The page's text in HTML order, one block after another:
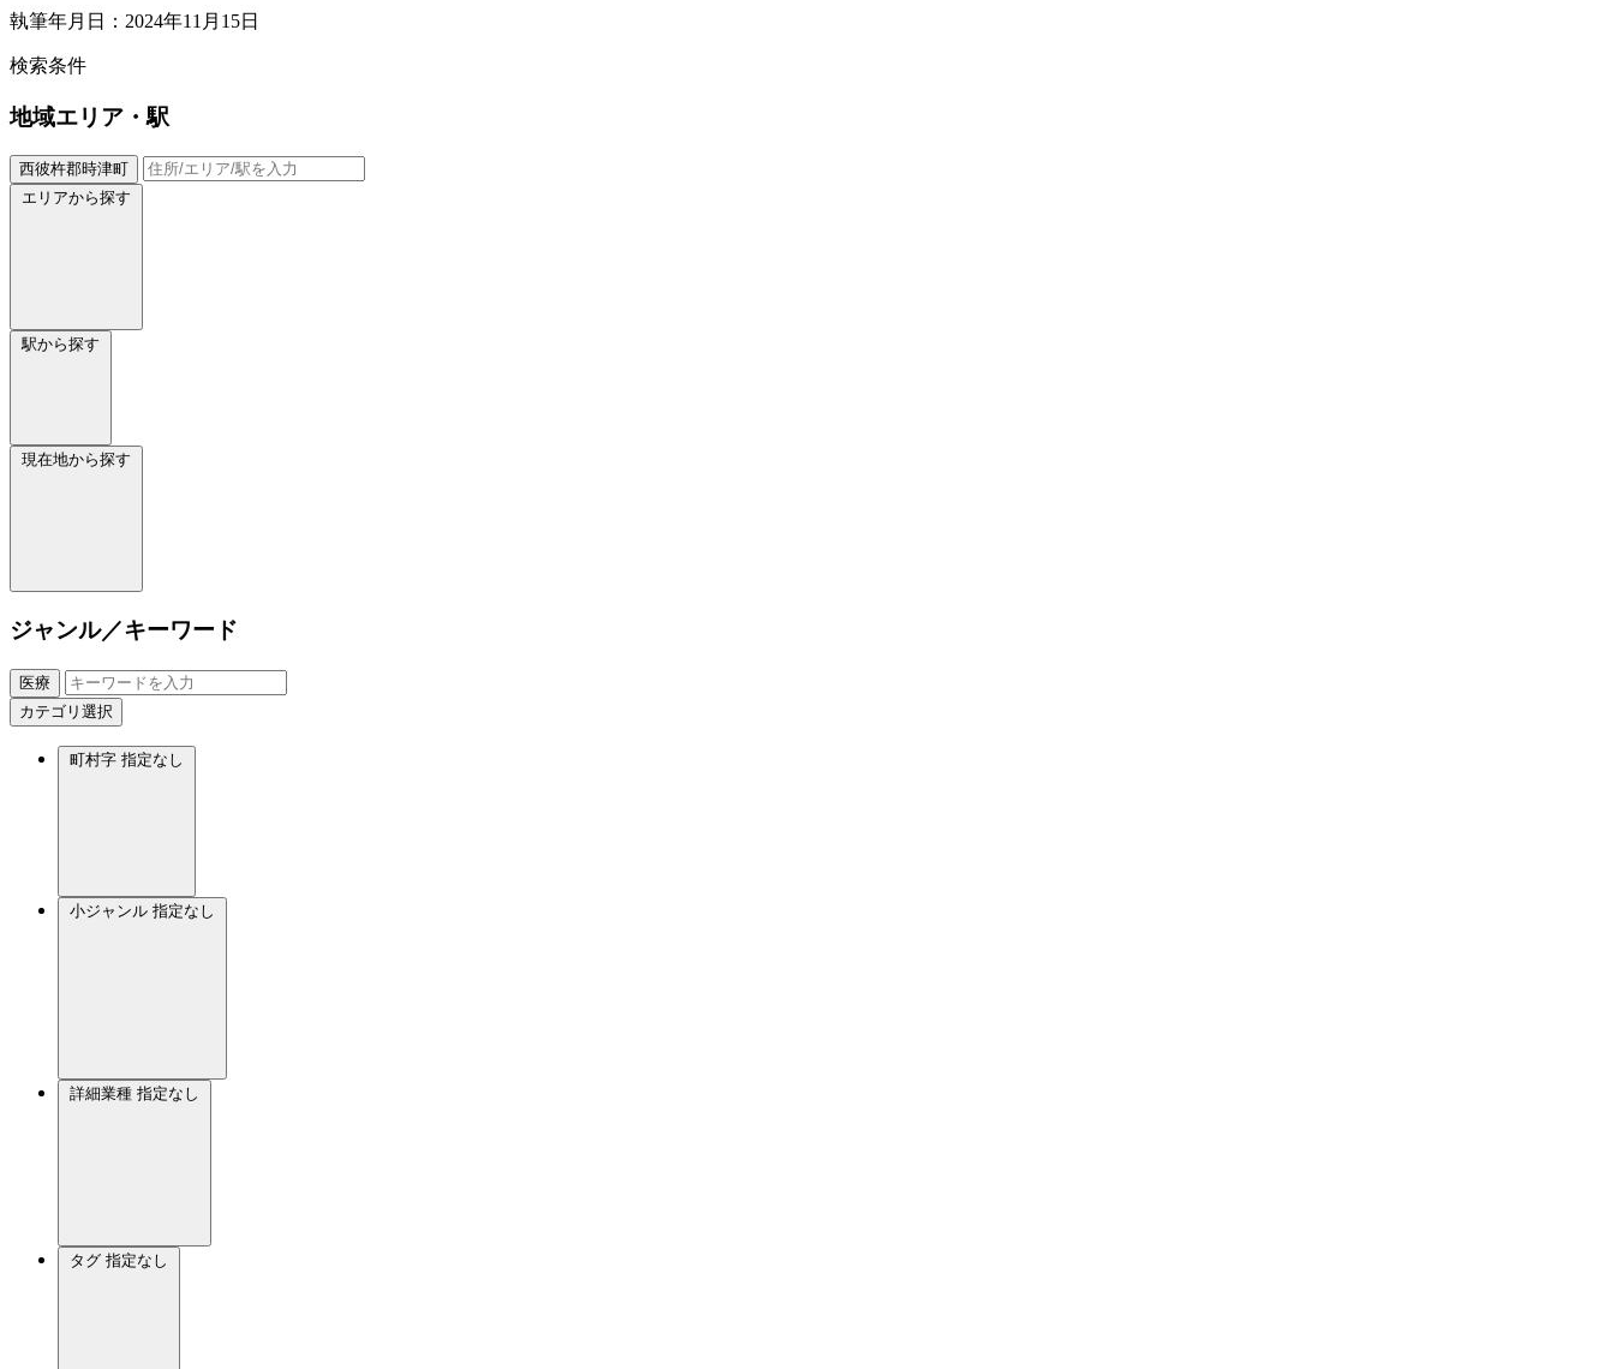
執筆年月日：2024年11月15日
検索条件
地域エリア・駅
西彼杵郡時津町
エリアから探す
駅から探す
現在地から探す
ジャンル／キーワード
医療
カテゴリ選択
町村字 指定なし
小ジャンル 指定なし
詳細業種 指定なし
タグ 指定なし